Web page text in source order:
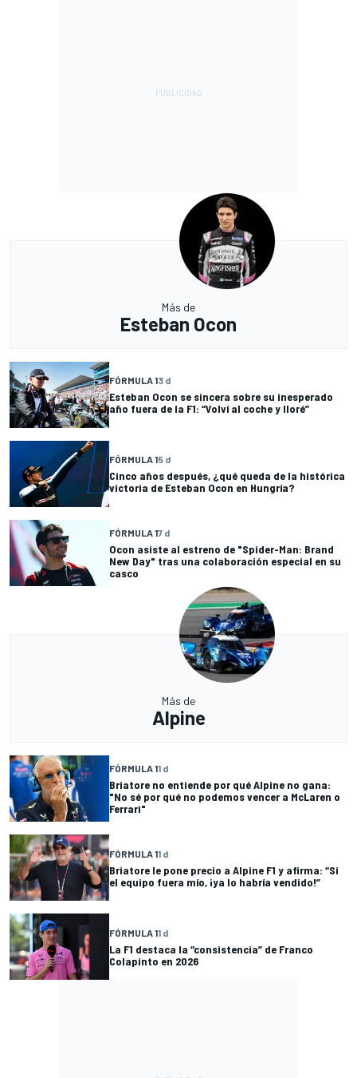
Más de
Esteban Ocon
FÓRMULA 13 d
Esteban Ocon se sincera sobre su inesperado
año fuera de la F1: “Volví al coche y lloré”
FÓRMULA 15 d
Cinco años después, ¿qué queda de la histórica
victoria de Esteban Ocon en Hungría?
FÓRMULA 17 d
Ocon asiste al estreno de "Spider-Man: Brand
New Day" tras una colaboración especial en su
casco
Más de
Alpine
FÓRMULA 11 d
Briatore no entiende por qué Alpine no gana:
"No sé por qué no podemos vencer a McLaren o
Ferrari"
FÓRMULA 11 d
Briatore le pone precio a Alpine F1 y afirma: “Si
el equipo fuera mío, ¡ya lo habría vendido!”
FÓRMULA 11 d
La F1 destaca la “consistencia” de Franco
Colapinto en 2026